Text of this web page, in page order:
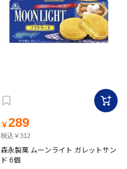
￥289
税込￥312
森永製菓 ムーンライト ガレットサン
ド 6個